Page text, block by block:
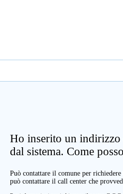
Ho inserito un indirizzo
dal sistema. Come
Può contattare il comune per
può contattare il call center che